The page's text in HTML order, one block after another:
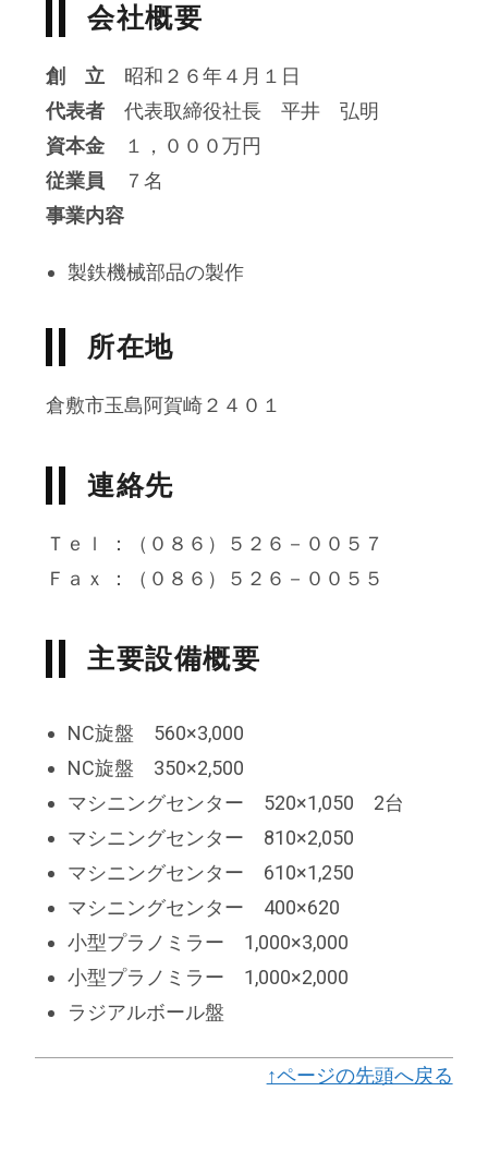
会社概要
創 立 昭和２６年４月１日
代表者 代表取締役社長 平井 弘明
資本金 １，０００万円
従業員 ７名
事業内容
製鉄機械部品の製作
所在地
倉敷市玉島阿賀崎２４０１
連絡先
Ｔｅｌ ：（０８６）５２６－００５７
Ｆａｘ ：（０８６）５２６－００５５
主要設備概要
NC旋盤 560×3,000
NC旋盤 350×2,500
マシニングセンター 520×1,050 2台
マシニングセンター 810×2,050
マシニングセンター 610×1,250
マシニングセンター 400×620
小型プラノミラー 1,000×3,000
小型プラノミラー 1,000×2,000
ラジアルボール盤
↑ページの先頭へ戻る